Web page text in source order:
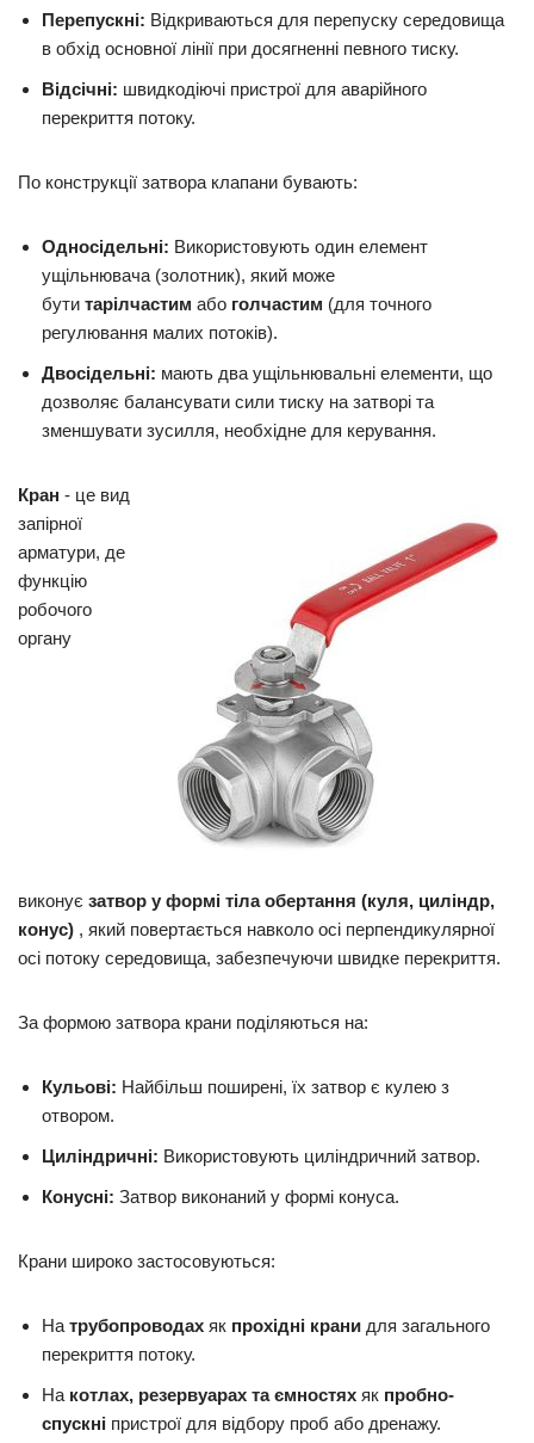
Перепускні: Відкриваються для перепуску середовища
в обхід основної лінії при досягненні певного тиску.
Відсічні: швидкодіючі пристрої для аварійного
перекриття потоку.
По конструкції затвора клапани бувають:
Односідельні: Використовують один елемент
ущільнювача (золотник), який може
бути тарілчастим або голчастим (для точного
регулювання малих потоків).
Двосідельні: мають два ущільнювальні елементи, що
дозволяє балансувати сили тиску на затворі та
зменшувати зусилля, необхідне для керування.
Кран - це вид
запірної
арматури, де
функцію
робочого
органу
виконує затвор у формі тіла обертання (куля, циліндр,
конус) , який повертається навколо осі перпендикулярної
осі потоку середовища, забезпечуючи швидке перекриття.
За формою затвора крани поділяються на:
Кульові: Найбільш поширені, їх затвор є кулею з
отвором.
Циліндричні: Використовують циліндричний затвор.
Конусні: Затвор виконаний у формі конуса.
Крани широко застосовуються:
На трубопроводах як прохідні крани для загального
перекриття потоку.
На котлах, резервуарах та ємностях як пробно-
спускні пристрої для відбору проб або дренажу.